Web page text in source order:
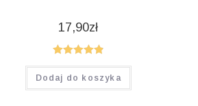
17,90zł
Oceniono
4.95na 5
Dodaj do koszyka